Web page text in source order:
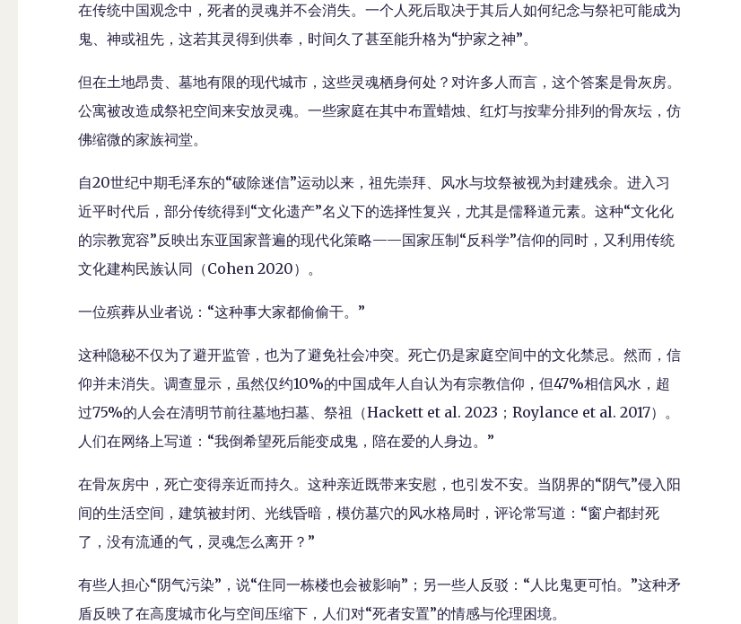
在传统中国观念中，死者的灵魂并不会消失。一个人死后取决于其后人如何纪念与祭祀可能成为
鬼、神或祖先，这若其灵得到供奉，时间久了甚至能升格为“护家之神”。
但在土地昂贵、墓地有限的现代城市，这些灵魂栖身何处？对许多人而言，这个答案是骨灰房。
公寓被改造成祭祀空间来安放灵魂。一些家庭在其中布置蜡烛、红灯与按辈分排列的骨灰坛，仿
佛缩微的家族祠堂。
自20世纪中期毛泽东的“破除迷信”运动以来，祖先崇拜、风水与坟祭被视为封建残余。进入习
近平时代后，部分传统得到“文化遗产”名义下的选择性复兴，尤其是儒释道元素。这种“文化化
的宗教宽容”反映出东亚国家普遍的现代化策略——国家压制“反科学”信仰的同时，又利用传统
文化建构民族认同（Cohen 2020）。
一位殡葬从业者说：“这种事大家都偷偷干。”
这种隐秘不仅为了避开监管，也为了避免社会冲突。死亡仍是家庭空间中的文化禁忌。然而，信
仰并未消失。调查显示，虽然仅约10%的中国成年人自认为有宗教信仰，但47%相信风水，超
过75%的人会在清明节前往墓地扫墓、祭祖（Hackett et al. 2023；Roylance et al. 2017）。
人们在网络上写道：“我倒希望死后能变成鬼，陪在爱的人身边。”
在骨灰房中，死亡变得亲近而持久。这种亲近既带来安慰，也引发不安。当阴界的“阴气”侵入阳
间的生活空间，建筑被封闭、光线昏暗，模仿墓穴的风水格局时，评论常写道：“窗户都封死
了，没有流通的气，灵魂怎么离开？”
有些人担心“阴气污染”，说“住同一栋楼也会被影响”；另一些人反驳：“人比鬼更可怕。”这种矛
盾反映了在高度城市化与空间压缩下，人们对“死者安置”的情感与伦理困境。